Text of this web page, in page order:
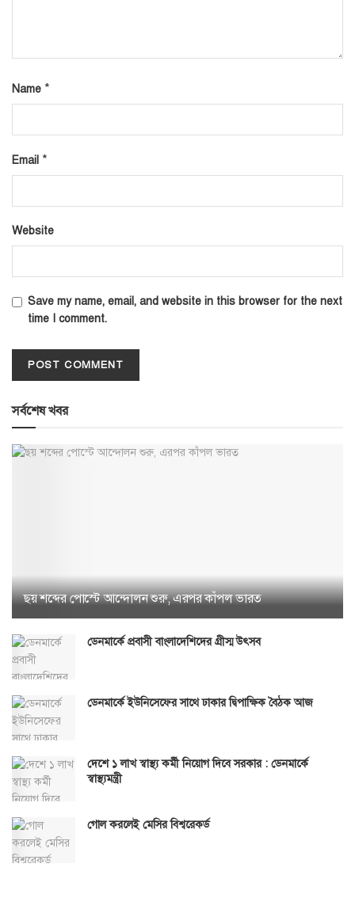
Name *
Email *
Website
Save my name, email, and website in this browser for the next
time I comment.
সর্বশেষ খবর
ছয় শব্দের পোস্টে আন্দোলন শুরু, এরপর কাঁপল ভারত
ডেনমার্কে প্রবাসী বাংলাদেশিদের গ্রীস্ম উৎসব
ডেনমার্কে ইউনিসেফের সাথে ঢাকার দ্বিপাক্ষিক বৈঠক আজ
দেশে ১ লাখ স্বাস্থ্য কর্মী নিয়োগ দিবে সরকার : ডেনমার্কে
স্বাস্থ্যমন্ত্রী
গোল করলেই মেসির বিশ্বরেকর্ড